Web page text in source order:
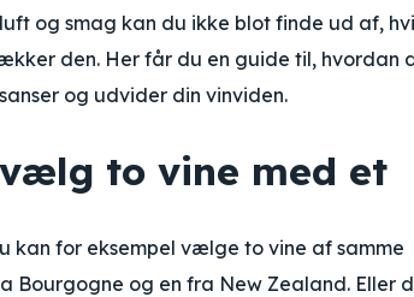
og smag kan du ikke blot finde ud af,
den. Her får du en guide til, hvordan
og udvider din vinviden.
to vine med et
kan for eksempel vælge to vine af samme
Bourgogne og en fra New Zealand. Eller